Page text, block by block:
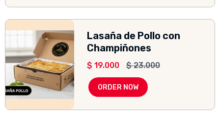
Lasaña de Pollo con
Champiñones
$ 19.000 $23.000
ORDER NOW